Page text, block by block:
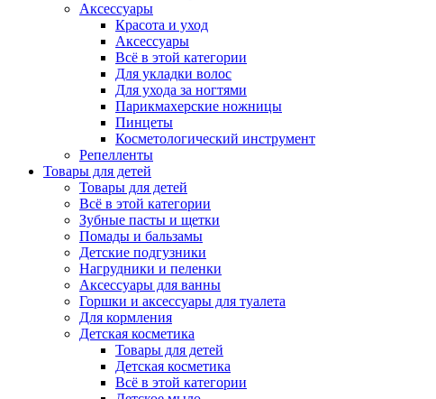
Аксессуары
Красота и уход
Аксессуары
Всё в этой категории
Для укладки волос
Для ухода за ногтями
Парикмахерские ножницы
Пинцеты
Косметологический инструмент
Репелленты
Товары для детей
Товары для детей
Всё в этой категории
Зубные пасты и щетки
Помады и бальзамы
Детские подгузники
Нагрудники и пеленки
Аксессуары для ванны
Горшки и аксессуары для туалета
Для кормления
Детская косметика
Товары для детей
Детская косметика
Всё в этой категории